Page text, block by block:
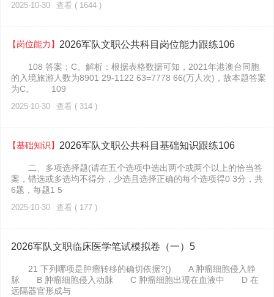
2025-10-30 查看 ( 1644 )
【岗位能力】 2026军队文职公共科目岗位能力跟练106
108 答案：C。解析：根据表格数据可知，2021年港澳台同胞
的入境旅游人数为8901 29-1122 63=7778 66(万人次)，故本题答案
为C。 109
2025-10-30 查看 ( 314 )
【基础知识】 2026军队文职公共科目基础知识跟练106
二、多项选择题(请在五个选项中选出两个或两个以上的恰当答
案，错选或多选均不得分，少选且选择正确的每个选项得0 3分，共
6题，每题1 5
2025-10-30 查看 ( 177 )
2026军队文职临床医学笔试模拟卷（一）5
21 下列哪项是肿瘤转移的确切依据?() A 肿瘤细胞侵入静
脉 B 肿瘤细胞侵入动脉 C 肿瘤细胞出现在血液中 D 在
远隔器官形成与